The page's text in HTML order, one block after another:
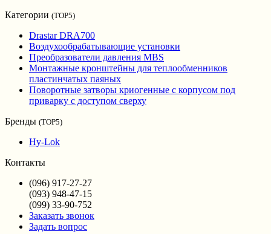
Категории (TOP5)
Drastar DRA700
Воздухообрабатывающие установки
Преобразователи давления MBS
Монтажные кронштейны для теплообменников
пластинчатых паяных
Поворотные затворы криогенные с корпусом под
приварку с доступом сверху
Бренды (TOP5)
Hy-Lok
Контакты
(096) 917-27-27
(093) 948-47-15
(099) 33-90-752
Заказать звонок
Задать вопрос